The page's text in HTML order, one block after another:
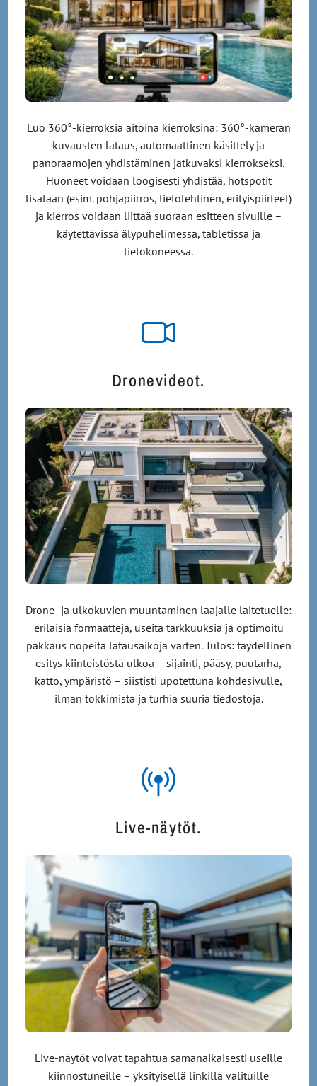
Luo 360°-kierroksia aitoina kierroksina: 360°-kameran
kuvausten lataus, automaattinen käsittely ja
panoraamojen yhdistäminen jatkuvaksi kierrokseksi.
Huoneet voidaan loogisesti yhdistää, hotspotit
lisätään (esim. pohjapiirros, tietolehtinen, erityispiirteet)
ja kierros voidaan liittää suoraan esitteen sivuille –
käytettävissä älypuhelimessa, tabletissa ja
tietokoneessa.
Dronevideot.
Drone- ja ulkokuvien muuntaminen laajalle laitetuelle:
erilaisia formaatteja, useita tarkkuuksia ja optimoitu
pakkaus nopeita latausaikoja varten. Tulos: täydellinen
esitys kiinteistöstä ulkoa – sijainti, pääsy, puutarha,
katto, ympäristö – siististi upotettuna kohdesivulle,
ilman tökkimistä ja turhia suuria tiedostoja.
Live-näytöt.
Live-näytöt voivat tapahtua samanaikaisesti useille
kiinnostuneille – yksityisellä linkillä valituille